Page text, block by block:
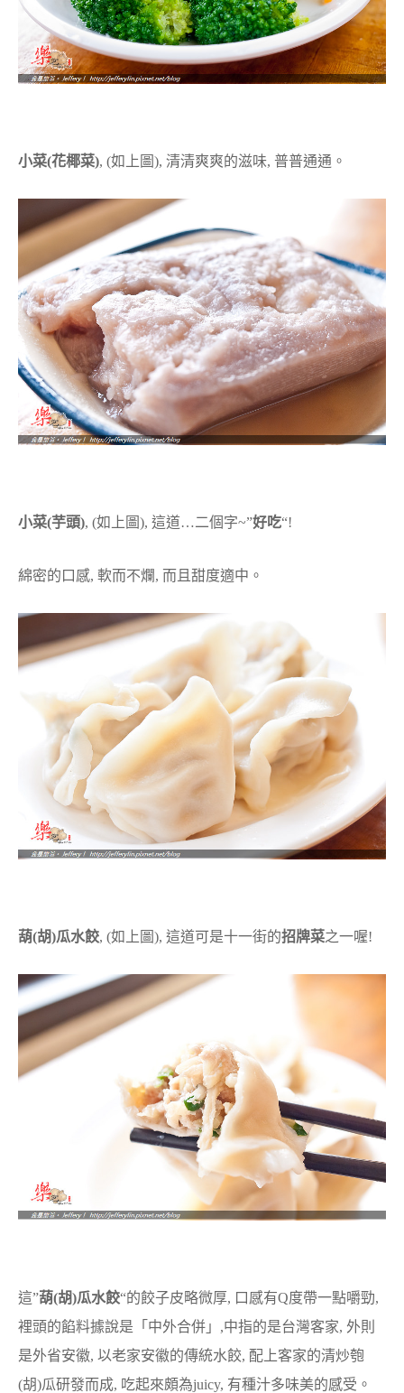
小菜(花椰菜), (如上圖), 清清爽爽的滋味, 普普通通。
小菜(芋頭), (如上圖), 這道…二個字~”好吃“!
綿密的口感, 軟而不爛, 而且甜度適中。
葫(胡)瓜水餃, (如上圖), 這道可是十一街的招牌菜之一喔!
這”葫(胡)瓜水餃“的餃子皮略微厚, 口感有Q度帶一點嚼勁,
裡頭的餡料據說是「中外合併」,中指的是台灣客家, 外則
是外省安徽, 以老家安徽的傳統水餃, 配上客家的清炒匏
(胡)瓜研發而成, 吃起來頗為juicy, 有種汁多味美的感受。